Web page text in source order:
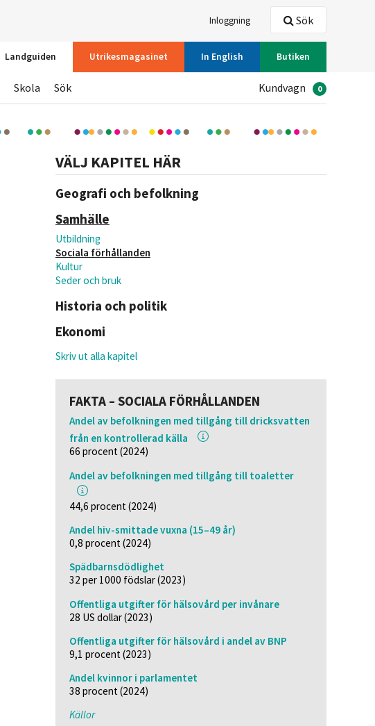
Inloggning
Landguiden Utrikesmagasinet In English Butiken
Sök
Skola Sök Kundvagn 0
VÄLJ KAPITEL HÄR
Geografi och befolkning
Samhälle
Utbildning
Sociala förhållanden
Kultur
Seder och bruk
Historia och politik
Ekonomi
Skriv ut alla kapitel
FAKTA – SOCIALA FÖRHÅLLANDEN
Andel av befolkningen med tillgång till dricksvatten
från en kontrollerad källa
66 procent (2024)
Andel av befolkningen med tillgång till toaletter
44,6 procent (2024)
Andel hiv-smittade vuxna (15–49 år)
0,8 procent (2024)
Spädbarnsdödlighet
32 per 1000 födslar (2023)
Offentliga utgifter för hälsovård per invånare
28 US dollar (2023)
Offentliga utgifter för hälsovård i andel av BNP
9,1 procent (2023)
Andel kvinnor i parlamentet
38 procent (2024)
Källor